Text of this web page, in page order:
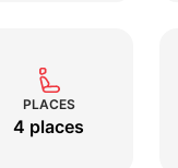
PLACES
4 places